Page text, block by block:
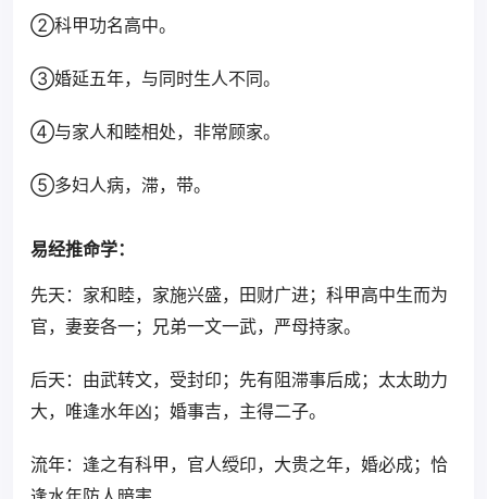
②科甲功名高中。
③婚延五年，与同时生人不同。
④与家人和睦相处，非常顾家。
⑤多妇人病，滞，带。
易经推命学：
先天：家和睦，家施兴盛，田财广进；科甲高中生而为
官，妻妾各一；兄弟一文一武，严母持家。
后天：由武转文，受封印；先有阻滞事后成；太太助力
大，唯逢水年凶；婚事吉，主得二子。
流年：逢之有科甲，官人绶印，大贵之年，婚必成；恰